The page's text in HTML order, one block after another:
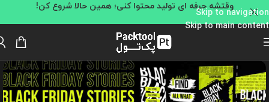
Skip to navigation
Skip to main content
وقتشه حرفه ای تولید محتوا کنی؛ همین حالا شروع کن!